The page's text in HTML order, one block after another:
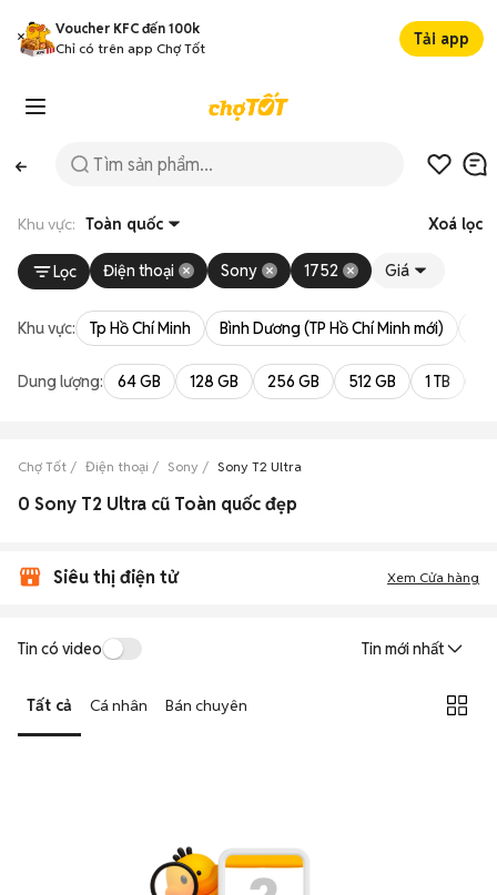
Voucher KFC đến 100k
Chỉ có trên app Chợ Tốt
Tải app
Khu vực: Toàn quốc Xoá lọc
Lọc Điện thoại Sony 1752 Giá
Khu vực: Tp Hồ Chí Minh Bình Dương (TP Hồ Chí Minh mới)
Dung lượng: 64 GB 128 GB 256 GB 512 GB 1 TB
Chợ Tốt Điện thoại Sony Sony T2 Ultra
0 Sony T2 Ultra cũ Toàn quốc đẹp
Siêu thị điện tử Xem Cửa hàng
Tin có video Tin mới nhất
Tất cả Cá nhân Bán chuyên